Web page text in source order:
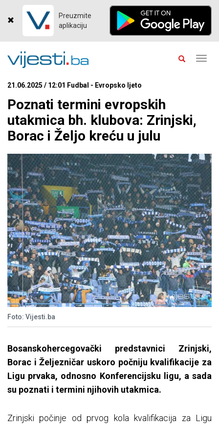
Preuzmite
aplikaciju
21.06.2025 / 12:01 Fudbal - Evropsko ljeto
Poznati termini evropskih
utakmica bh. klubova: Zrinjski,
Borac i Željo kreću u julu
Foto: Vijesti.ba
Bosanskohercegovački predstavnici Zrinjski,
Borac i Željezničar uskoro počniju kvalifikacije za
Ligu prvaka, odnosno Konferencijsku ligu, a sada
su poznati i termini njihovih utakmica.
Zrinjski počinje od prvog kola kvalifikacija za Ligu